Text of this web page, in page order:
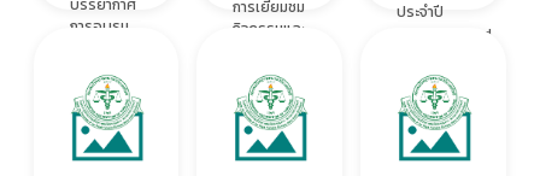
บรรยากาศ
การอบรม
การ ครั้งที่
2เรื่อง
Evolving
Paradigms
for Insulin
การเยี่ยมชม
กิจกรรมและ
งานของ
ชมรมเพื่อน
ช่วยเพื่อน
กลุ่มโรคเบา
หวาน
ประจำปี
2561“Selected
Diabetes
2018” วันที่
2-3
สิงหาคม 61
ณ โรงแรม